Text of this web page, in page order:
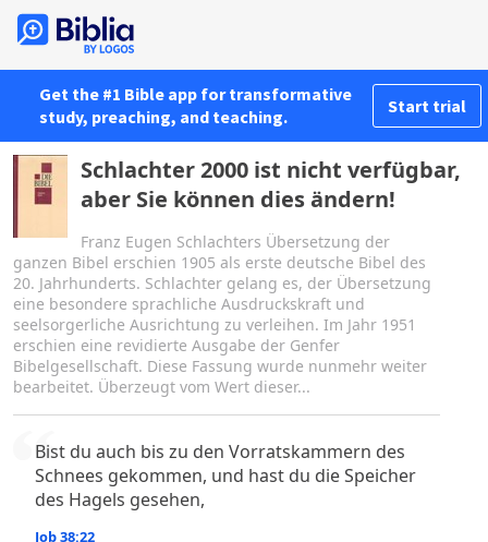
Get the #1 Bible app for transformative
study, preaching, and teaching.
Start trial
Schlachter 2000 ist nicht verfügbar,
aber Sie können dies ändern!
Franz Eugen Schlachters Übersetzung der
ganzen Bibel erschien 1905 als erste deutsche Bibel des
20. Jahrhunderts. Schlachter gelang es, der Übersetzung
eine besondere sprachliche Ausdruckskraft und
seelsorgerliche Ausrichtung zu verleihen. Im Jahr 1951
erschien eine revidierte Ausgabe der Genfer
Bibelgesellschaft. Diese Fassung wurde nunmehr weiter
bearbeitet. Überzeugt vom Wert dieser...
Bist du auch bis zu den Vorratskammern des
Schnees gekommen, und hast du die Speicher
des Hagels gesehen,
Job 38:22